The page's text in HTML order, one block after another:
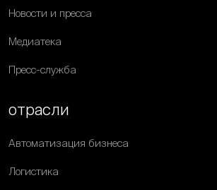
Новости и пресса
Медиатека
Пресс-служба
отрасли
Автоматизация бизнеса
Логистика